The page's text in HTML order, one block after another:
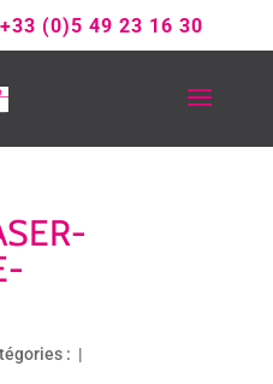
+33 (0)5 49 23 16 30
: |